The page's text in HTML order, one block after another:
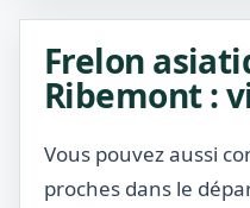
Frelon
Ribemont :
Vous pouvez aussi
proches dans le